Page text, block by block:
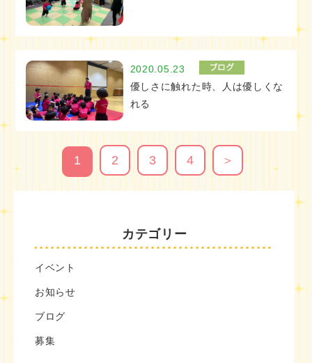
カテゴリー
イベント
お知らせ
ブログ
募集
2020.05.23
優しさに触れた時、人は優しくな
れる
1 2 3 4 ＞